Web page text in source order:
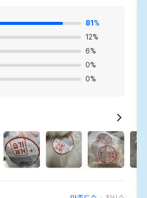
81 %
12%
6%
0%
0%